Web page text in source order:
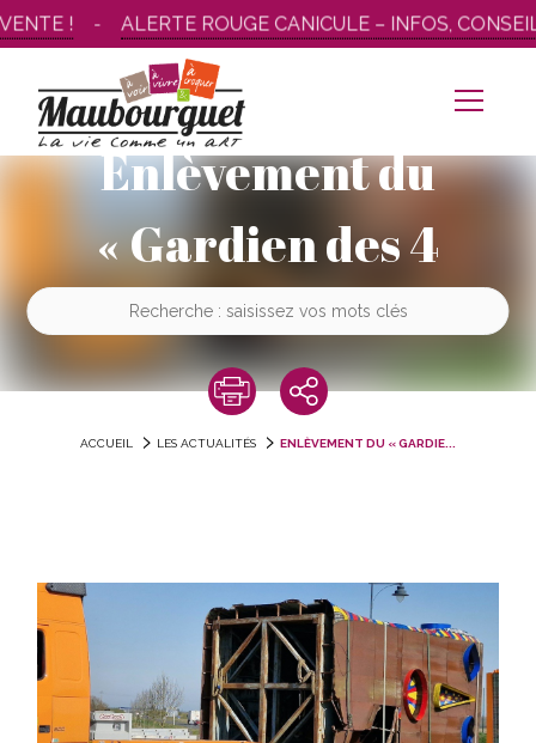
Aller
au
! ALERTE ROUGE CANICULE – INFOS,
Enlèvement du
« Gardien des 4
chemins »
ACCUEIL LES ACTUALITÉS ENLÈVEMENT DU « GARDIE...